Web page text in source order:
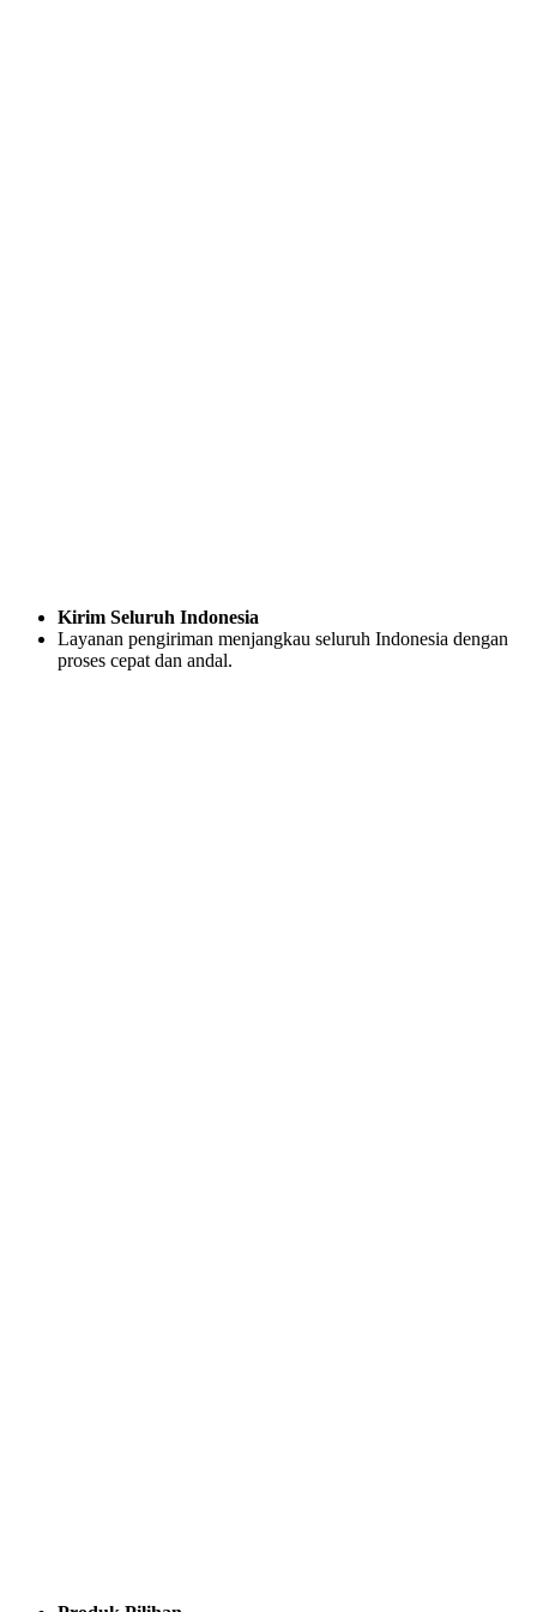
Kirim Seluruh Indonesia
Layanan pengiriman menjangkau seluruh Indonesia dengan
proses cepat dan andal.